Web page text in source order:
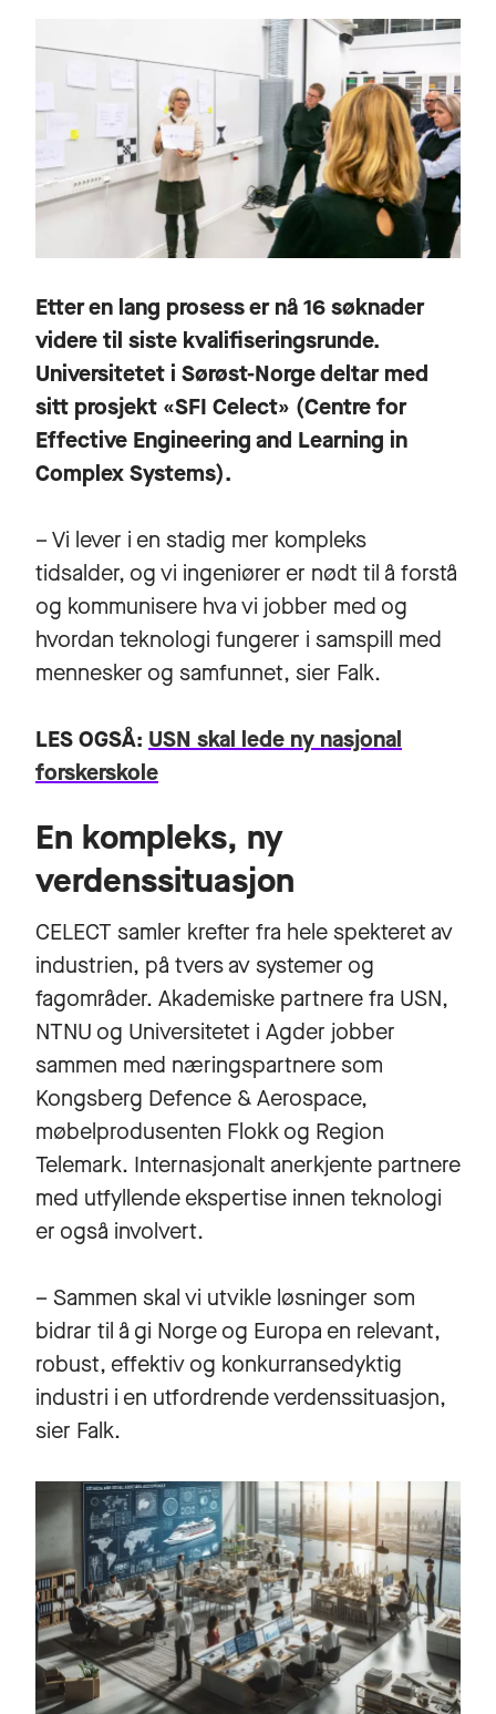
Etter en lang prosess er nå 16 søknader
videre til siste kvalifiseringsrunde.
Universitetet i Sørøst-Norge deltar med
sitt prosjekt «SFI Celect» (Centre for
Effective Engineering and Learning in
Complex Systems).
– Vi lever i en stadig mer kompleks
tidsalder, og vi ingeniører er nødt til å forstå
og kommunisere hva vi jobber med og
hvordan teknologi fungerer i samspill med
mennesker og samfunnet, sier Falk.
LES OGSÅ: USN skal lede ny nasjonal
forskerskole
En kompleks, ny
verdenssituasjon
CELECT samler krefter fra hele spekteret av
industrien, på tvers av systemer og
fagområder. Akademiske partnere fra USN,
NTNU og Universitetet i Agder jobber
sammen med næringspartnere som
Kongsberg Defence & Aerospace,
møbelprodusenten Flokk og Region
Telemark. Internasjonalt anerkjente partnere
med utfyllende ekspertise innen teknologi
er også involvert.
– Sammen skal vi utvikle løsninger som
bidrar til å gi Norge og Europa en relevant,
robust, effektiv og konkurransedyktig
industri i en utfordrende verdenssituasjon,
sier Falk.